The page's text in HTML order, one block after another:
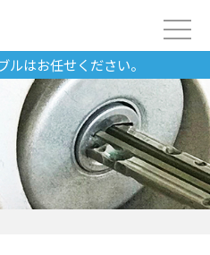
はお任せください。